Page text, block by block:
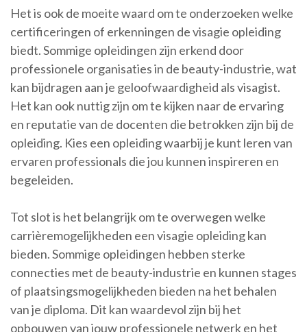
Het is ook de moeite waard om te onderzoeken welke
certificeringen of erkenningen de visagie opleiding
biedt. Sommige opleidingen zijn erkend door
professionele organisaties in de beauty-industrie, wat
kan bijdragen aan je geloofwaardigheid als visagist.
Het kan ook nuttig zijn om te kijken naar de ervaring
en reputatie van de docenten die betrokken zijn bij de
opleiding. Kies een opleiding waarbij je kunt leren van
ervaren professionals die jou kunnen inspireren en
begeleiden.
Tot slot is het belangrijk om te overwegen welke
carrièremogelijkheden een visagie opleiding kan
bieden. Sommige opleidingen hebben sterke
connecties met de beauty-industrie en kunnen stages
of plaatsingsmogelijkheden bieden na het behalen
van je diploma. Dit kan waardevol zijn bij het
opbouwen van jouw professionele netwerk en het